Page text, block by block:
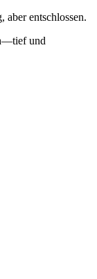
aber entschlossen.
und